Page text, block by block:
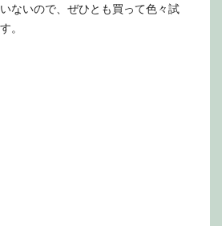
ないので、ぜひとも買って色々試
。